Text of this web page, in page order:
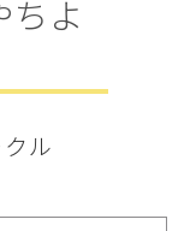
ちよ
ル